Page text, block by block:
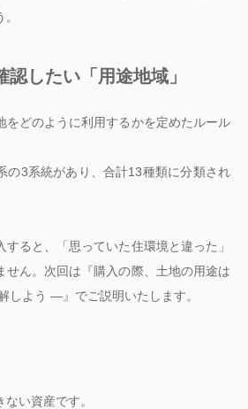
したい「用途地域」
をどのように利用するかを定めたルール
の3系統があり、合計13種類に分類され
ると、「思っていた住環境と違った」
せん。次回は『購入の際、土地の用途は
しよう ―』でご説明いたします。
い資産です。